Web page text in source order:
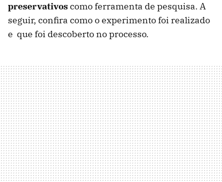
preservativoscomo ferramenta de pesquisa. A
seguir, confira como o experimento foi realizado
e que foi descoberto no processo.